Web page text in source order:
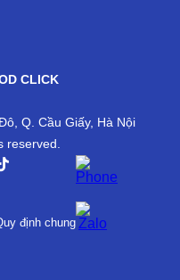
CLICK
Q. Cầu Giấy, Hà Nội
reserved.
định chung